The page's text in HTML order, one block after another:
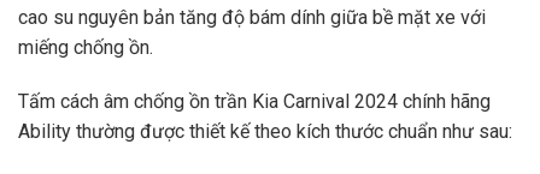
cao su nguyên bản tăng độ bám dính giữa bề mặt xe với
miếng chống ồn.
Tấm cách âm chống ồn trần Kia Carnival 2024 chính hãng
Ability thường được thiết kế theo kích thước chuẩn như sau: